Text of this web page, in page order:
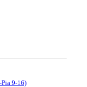
Pia 9-16)